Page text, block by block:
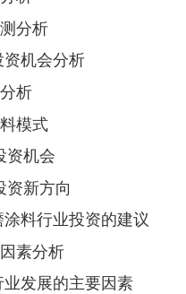
分析
机会分析
析
模式
资机会
资新方向
料行业投资的建议
素分析
发展的主要因素